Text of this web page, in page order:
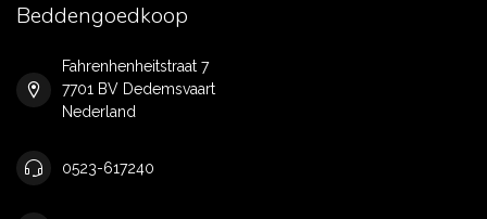
Beddengoedkoop
Fahrenhenheitstraat 7
7701 BV Dedemsvaart
Nederland
0523-617240